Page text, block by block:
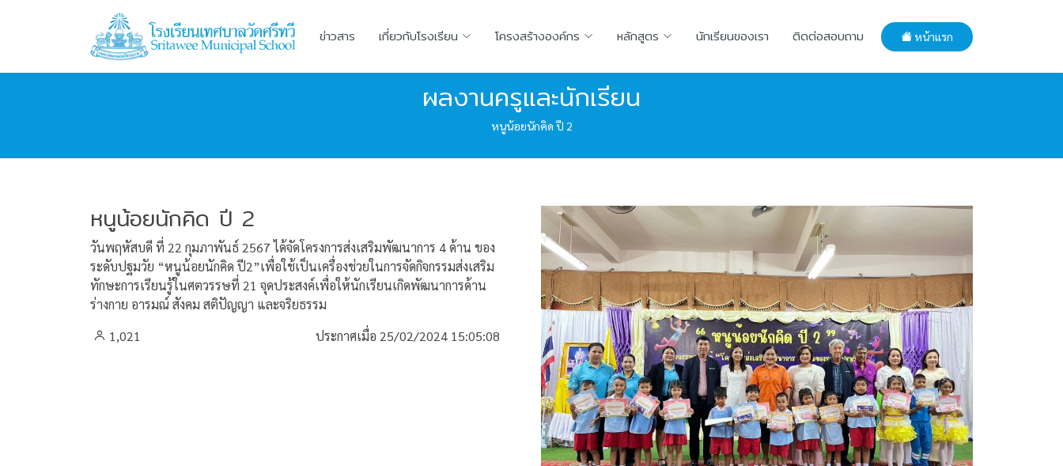
ข่าวสาร เกี่ยวกับโรงเรียน โครงสร้างองค์กร หลักสูตร นักเรียนของเรา ติดต่อสอบถาม หน้าแรก
ผลงานครูและนักเรียน
หนูน้อยนักคิด ปี 2
หนูน้อยนักคิด ปี 2
วันพฤหัสบดี ที่ 22 กุมภาพันธ์ 2567 ได้จัดโครงการส่งเสริมพัฒนาการ 4 ด้าน ของ
ระดับปฐมวัย “หนูน้อยนักคิด ปี2”เพื่อใช้เป็นเครื่องช่วยในการจัดกิจกรรมส่งเสริม
ทักษะการเรียนรู้ในศตวรรษที่ 21 จุดประสงค์เพื่อให้นักเรียนเกิดพัฒนาการด้าน
ร่างกาย อารมณ์ สังคม สติปัญญา และจริยธรรม
1,021
ประกาศเมื่อ 25/02/2024 15:05:08